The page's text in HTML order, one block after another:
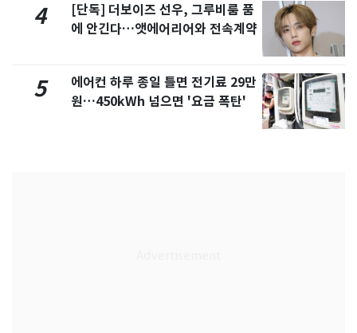
4
[단독] 더보이즈 선우, 그루비룸 품
에 안긴다…앳에어리어와 전속계약
5
에어컨 하루 종일 틀면 전기료 29만
원…450kWh 넘으면 '요금 폭탄'